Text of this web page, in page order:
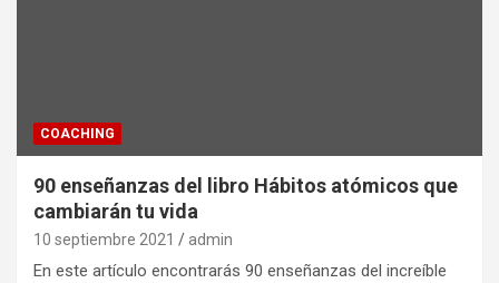
COACHING
90 enseñanzas del libro Hábitos atómicos que
cambiarán tu vida
10 septiembre 2021 admin
En este artículo encontrarás 90 enseñanzas del increíble